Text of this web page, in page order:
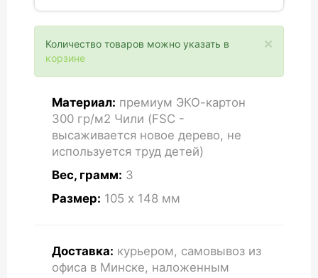
×
Количество товаров можно указать в
корзине
Материал: премиум ЭКО-картон
300 гр/м2 Чили (FSC -
высаживается новое дерево, не
используется труд детей)
Вес, грамм: 3
Размер: 105 x 148 мм
Доставка: курьером, самовывоз из
офиса в Минске, наложенным